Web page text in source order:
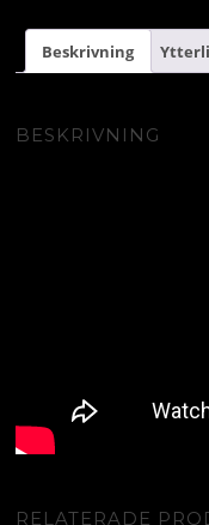
Beskrivning
BESKRIVNING
RELATERADE